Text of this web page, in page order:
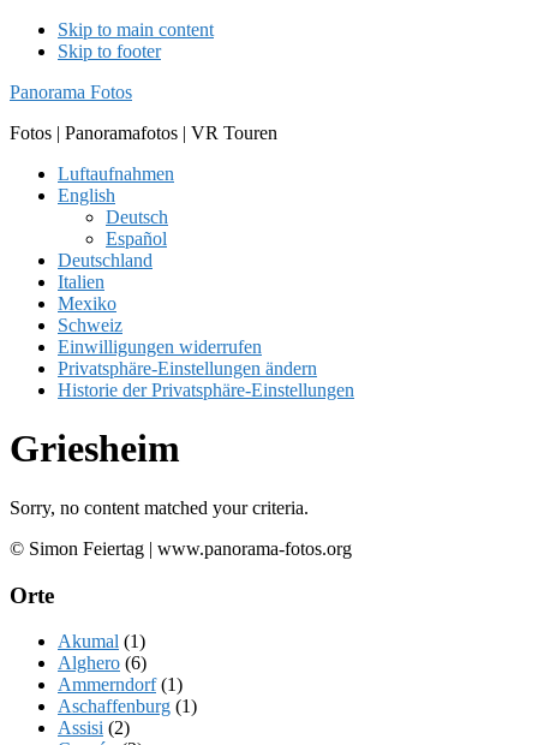
Skip to main content
Skip to footer
Panorama Fotos
Fotos | Panoramafotos | VR Touren
Luftaufnahmen
English
Deutsch
Español
Deutschland
Italien
Mexiko
Schweiz
Einwilligungen widerrufen
Privatsphäre-Einstellungen ändern
Historie der Privatsphäre-Einstellungen
Griesheim
Sorry, no content matched your criteria.
Footer
© Simon Feiertag | www.panorama-fotos.org
Orte
Akumal (1)
Alghero (6)
Ammerndorf(1)
Aschaffenburg (1)
Assisi (2)